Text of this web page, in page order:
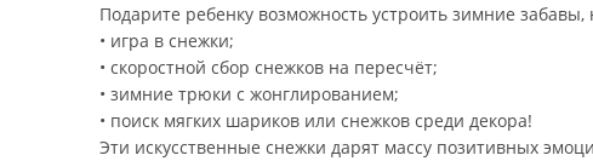
Подарите ребенку возможность устроить зимние забавы,
• игра в снежки;
• скоростной сбор снежков на пересчёт;
• зимние трюки с жонглированием;
• поиск мягких шариков или снежков среди декора!
Эти искусственные снежки дарят массу позитивных